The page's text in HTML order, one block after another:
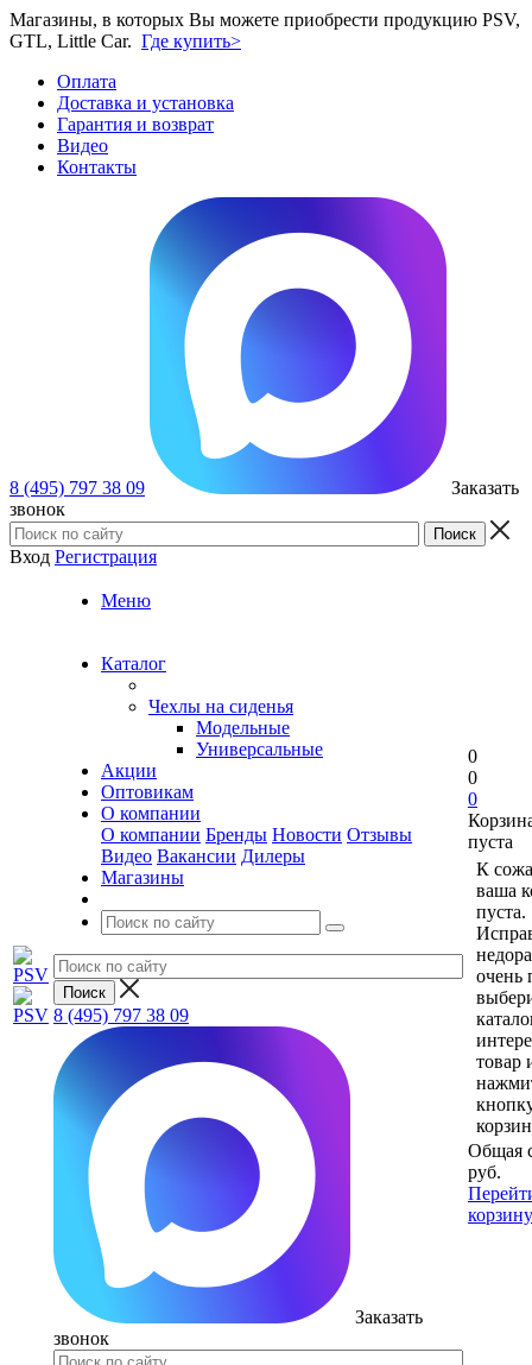
Магазины, в которых Вы можете приобрести продукцию PSV,
GTL, Little Car. Где купить>
Оплата
Доставка и установка
Гарантия и возврат
Видео
Контакты
8 (495) 797 38 09
Заказать
звонок
Вход Регистрация
Меню
Каталог
Чехлы на сиденья
Модельные
Универсальные
Акции
Оптовикам
О компании
О компании Бренды Новости Отзывы
Видео Вакансии Дилеры
Магазины
8 (495) 797 38 09
Заказать
звонок
0
0
0
пуста
К
ваша
пуста.
очень
товар
Общая
руб.
корзину